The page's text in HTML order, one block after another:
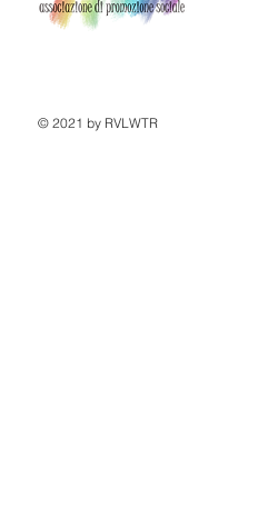
© 2021 by RVLWTR